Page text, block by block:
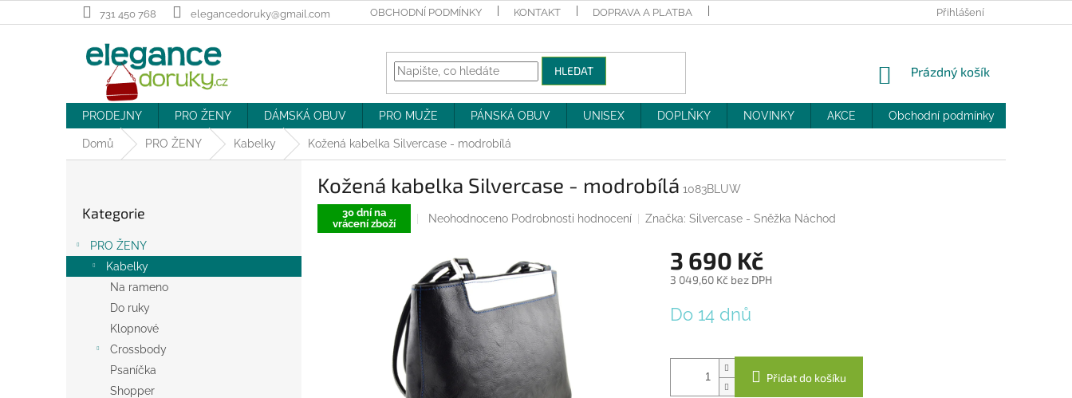
na
731 450 768 elegancedoruky@gmail.com OBCHODNÍ PODMÍNKY KONTAKT DOPRAVA A PLATBA MOJE OBJEDNÁVKA
Přihlášení
HLEDAT
NÁKUPNÍ
Prázdný košík
PRODEJNY PRO ŽENY DÁMSKÁ OBUV PRO MUŽE PÁNSKÁ OBUV UNISEX DOPLŇKY NOVINKY AKCE Obchodní podmínky
Domů PRO ŽENY Kabelky Kožená kabelka Silvercase - modrobílá
a
n
kategorie
Kategorie
PRO ŽENY
Kabelky
Na rameno
Do ruky
Klopnové
Crossbody
Psaníčka
Shopper
Kožená kabelka Silvercase - modrobílá 1083BLUW
30 dní na
vrácení zboží
Průměrné
je
0,0
z
hvězdiček.
Neohodnoceno Podrobnosti hodnocení Značka:Silvercase - Sněžka Náchod
3 690 Kč
3 049,60 Kč bez DPH
cena:
Do 14 dnů
Přidat do košíku